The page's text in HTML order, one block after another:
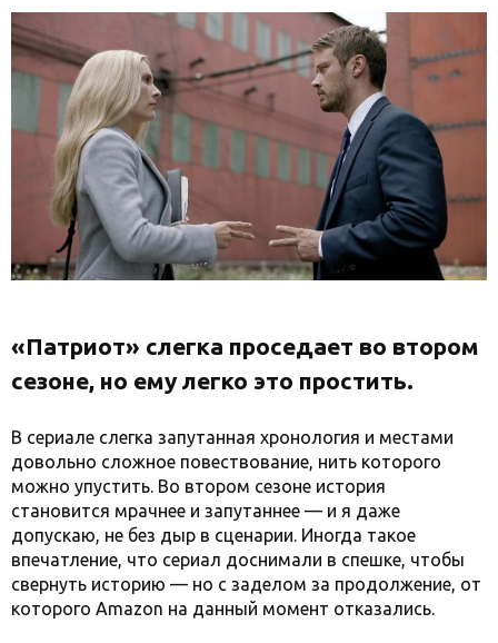
«Патриот» слегка проседает во втором
сезоне, но ему легко это простить.
В сериале слегка запутанная хронология и местами
довольно сложное повествование, нить которого
можно упустить. Во втором сезоне история
становится мрачнее и запутаннее — и я даже
допускаю, не без дыр в сценарии. Иногда такое
впечатление, что сериал доснимали в спешке, чтобы
свернуть историю — но с заделом за продолжение, от
которого Amazon на данный момент отказались.